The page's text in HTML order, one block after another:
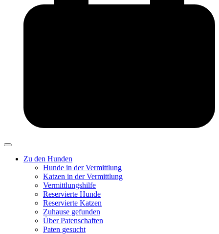
Zu den Hunden
Hunde in der Vermittlung
Katzen in der Vermittlung
Vermittlungshilfe
Reservierte Hunde
Reservierte Katzen
Zuhause gefunden
Über Patenschaften
Paten gesucht